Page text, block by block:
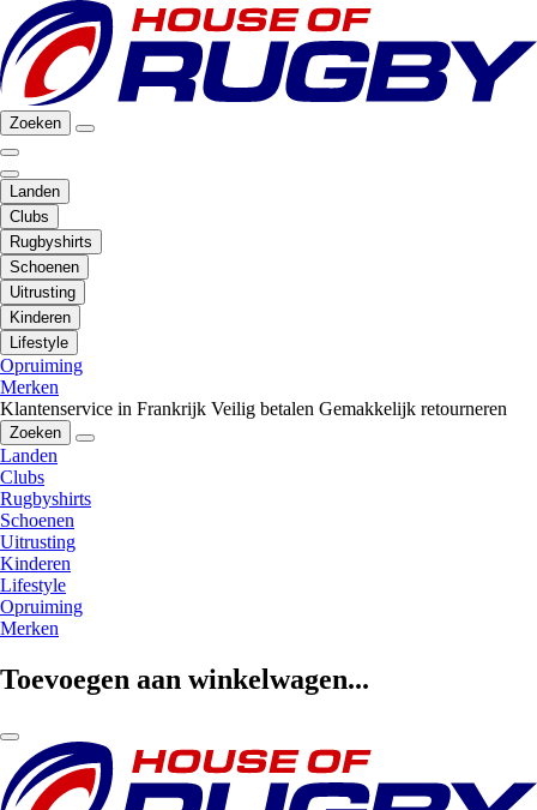
Zoeken
Landen
Clubs
Rugbyshirts
Schoenen
Uitrusting
Kinderen
Lifestyle
Opruiming
Merken
Klantenservice in Frankrijk Veilig betalen Gemakkelijk retourneren
Zoeken
Landen
Clubs
Rugbyshirts
Schoenen
Uitrusting
Kinderen
Lifestyle
Opruiming
Merken
Toevoegen aan winkelwagen...